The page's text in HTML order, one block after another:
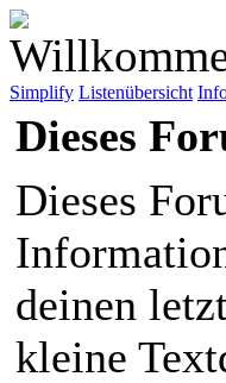
Simplify Listenübersicht
Dieses
Dieses
deinen
kleine